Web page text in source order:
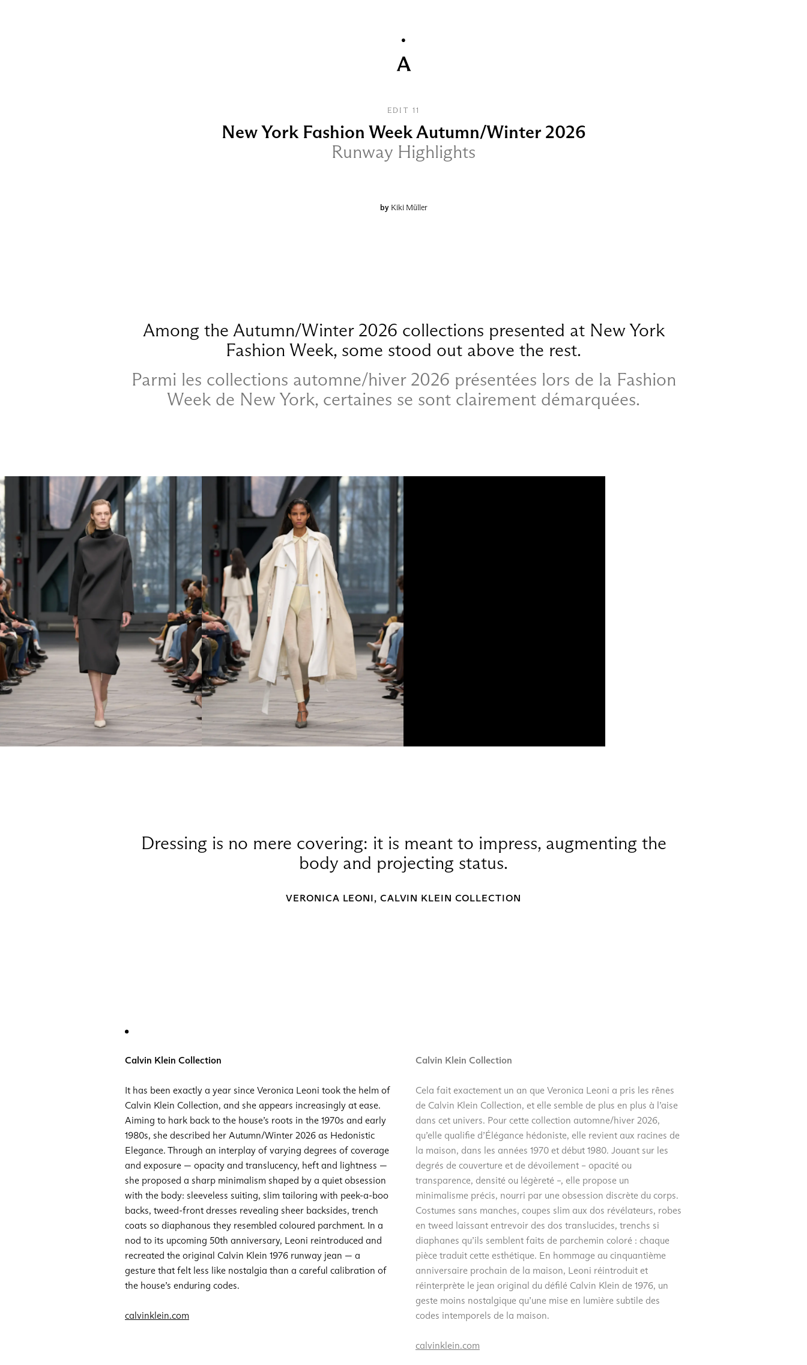
EDIT 11
New York Fashion Week Autumn/Winter 2026
Runway Highlights
by Kiki Müller
Among the Autumn/Winter 2026 collections presented at New York
Fashion Week, some stood out above the rest.
Parmi les collections automne/hiver 2026 présentées lors de la Fashion
Week de New York, certaines se sont clairement démarquées.
Dressing is no mere covering: it is meant to impress, augmenting the
body and projecting status.
VERONICA LEONI, CALVIN KLEIN COLLECTION
Calvin Klein Collection
It has been exactly a year since Veronica Leoni took the helm of
Calvin Klein Collection, and she appears increasingly at ease.
Aiming to hark back to the house’s roots in the 1970s and early
1980s, she described her Autumn/Winter 2026 as Hedonistic
Elegance. Through an interplay of varying degrees of coverage
and exposure — opacity and translucency, heft and lightness —
she proposed a sharp minimalism shaped by a quiet obsession
with the body: sleeveless suiting, slim tailoring with peek-a-boo
backs, tweed-front dresses revealing sheer backsides, trench
coats so diaphanous they resembled coloured parchment. In a
nod to its upcoming 50th anniversary, Leoni reintroduced and
recreated the original Calvin Klein 1976 runway jean — a
gesture that felt less like nostalgia than a careful calibration of
the house’s enduring codes.
calvinklein.com
Calvin Klein Collection
Cela fait exactement un an que Veronica Leoni a pris les rênes
de Calvin Klein Collection, et elle semble de plus en plus à l’aise
dans cet univers. Pour cette collection automne/hiver 2026,
qu’elle qualifie d’Élégance hédoniste, elle revient aux racines de
la maison, dans les années 1970 et début 1980. Jouant sur les
degrés de couverture et de dévoilement – opacité ou
transparence, densité ou légèreté –, elle propose un
minimalisme précis, nourri par une obsession discrète du corps.
Costumes sans manches, coupes slim aux dos révélateurs, robes
en tweed laissant entrevoir des dos translucides, trenchs si
diaphanes qu’ils semblent faits de parchemin coloré : chaque
pièce traduit cette esthétique. En hommage au cinquantième
anniversaire prochain de la maison, Leoni réintroduit et
réinterprète le jean original du défilé Calvin Klein de 1976, un
geste moins nostalgique qu’une mise en lumière subtile des
codes intemporels de la maison.
calvinklein.com